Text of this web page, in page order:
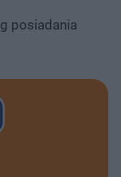
posiadania